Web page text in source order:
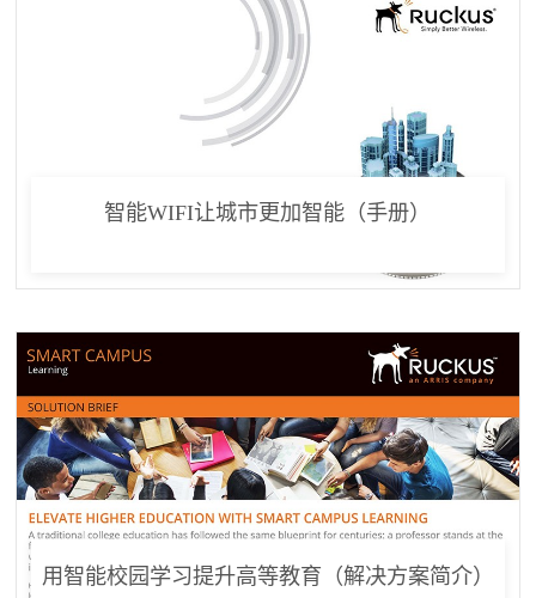
智能WIFI让城市更加智能（手册）
用智能校园学习提升高等教育（解决方案简介）